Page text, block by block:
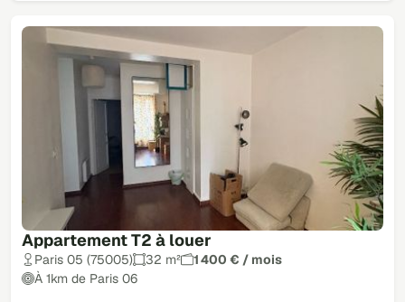
Appartement T2 à louer
Paris 05 (75005) 32 m²
1 400 € / mois
À 1km de Paris 06